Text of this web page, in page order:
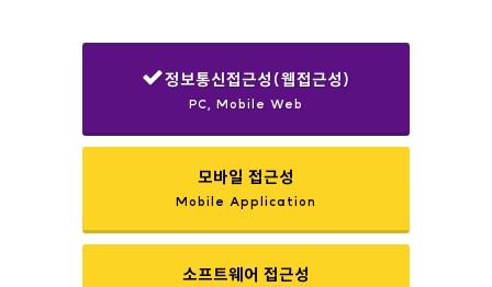
정보통신접근성(웹접근성)
PC, Mobile Web
모바일 접근성
Mobile Application
소프트웨어 접근성